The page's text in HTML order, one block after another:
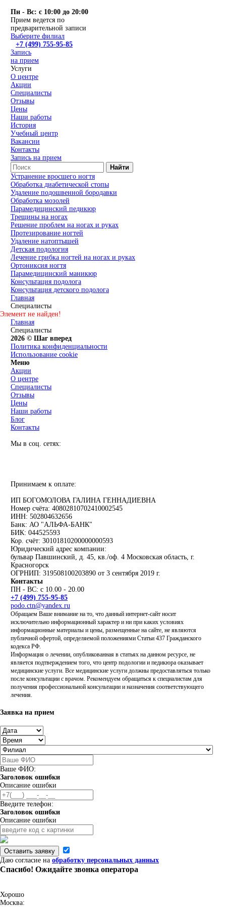
Пн - Вс: с 10:00 до 20:00
Прием ведется по
предварительной записи
Выберите филиал
+7 (499) 755-95-85
Запись
на прием
Услуги
О центре
Акции
Специалисты
Отзывы
Цены
Наши работы
История
Учебный центр
Вакансии
Контакты
Запись на прием
Найти
Устранение вросшего ногтя
Обработка диабетической стопы
Удаление подошвенной бородавки
Обработка мозолей
Парамедицинский педикюр
Трещины на ногах
Решение проблем на ногах и руках
Протезирование ногтей
Удаление натоптышей
Детская подология
Лечение грибка ногтей на ногах и руках
Ортониксия ногтя
Парамедицинский маникюр
Консультация подолога
Консультация детского подолога
Главная
Специалисты
Элемент не найден!
Главная
Специалисты
2026 © Шаг вперед
Политика конфиденциальности
Использование cookie
Меню
Акции
О центре
Специалисты
Отзывы
Цены
Наши работы
Блог
Контакты
Мы в соц. сетях:
Принимаем к оплате:
ИП БОГОМОЛОВА ГАЛИНА ГЕННАДИЕВНА
Номер счёта: 40802810702410002545
ИНН: 502804632656
Банк: АО "АЛЬФА-БАНК"
БИК: 044525593
Кор. счёт: 30101810200000000593
Юридический адрес компании:
бульвар Павшинский, д. 45, кв./оф. 4 Московская область, г.
Красногорск
ОГРНИП: 319508100203890 от 3 сентября 2019 г.
Контакты
ПН - ВС: с 10.00 - 20.00
+7 (499) 755-95-85
podo.ctn@yandex.ru
Обращаем Ваше внимание на то, что данный интернет-сайт носит
исключительно информационный характер и ни при каких условиях
информационные материалы и цены, размещенные на сайте, не являются
публичной офертой, определяемой положениями Статьи 437 Гражданского
кодекса РФ.
Информация о лечении, опубликованная в статьях на данном ресурсе, не
является подтверждением того, что центр подологии и педикюра оказывает
медицинские услуги. Все медицинские услуги должны предоставляться только
после консультации с врачом. Рекомендуем обращаться к специалистам для
получения профессиональной консультации и назначения соответствующего
лечения.
Заявка на прием
Ваше ФИО:
Заголовок ошибки
Описание ошибки
Введите телефон:
Заголовок ошибки
Описание ошибки
Оставить заявку
Даю согласие на обработку персональных данных
Спасибо! Ожидайте звонка оператора
Хорошо
Москва: